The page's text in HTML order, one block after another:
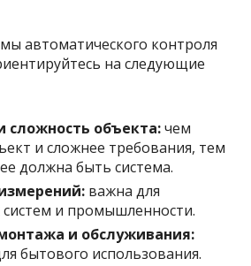
автоматического контроля
на следующие
сложность объекта:чем
и сложнее требования, тем
должна быть система.
важна для
и промышленности.
и обслуживания:
бытового использования.